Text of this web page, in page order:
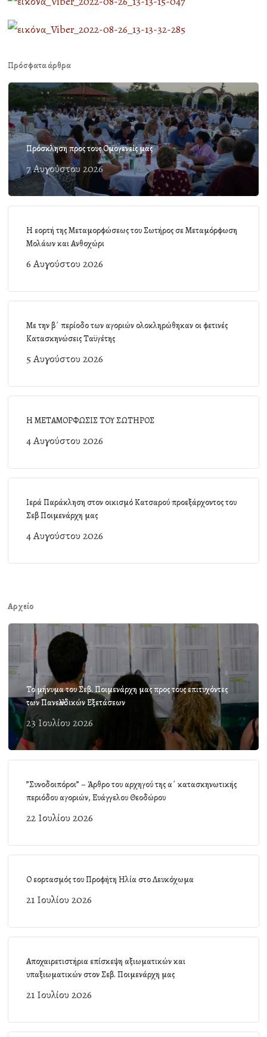
Πρόσφατα άρθρα
Πρόσκληση προς τους Ομογενείς μας
7 Αυγούστου 2026
Η εορτή της Μεταμορφώσεως του Σωτήρος σε Μεταμόρφωση
Μολάων και Ανθοχώρι
6 Αυγούστου 2026
Με την β΄ περίοδο των αγοριών ολοκληρώθηκαν οι φετινές
Κατασκηνώσεις Ταϋγέτης
5 Αυγούστου 2026
Η ΜΕΤΑΜΟΡΦΩΣΙΣ ΤΟΥ ΣΩΤΗΡΟΣ
4 Αυγούστου 2026
Ιερά Παράκληση στον οικισμό Κατσαρού προεξάρχοντος του
Σεβ Ποιμενάρχη μας
4 Αυγούστου 2026
Αρχείο
Το μήνυμα του Σεβ. Ποιμενάρχη μας προς τους επιτυχόντες
των Πανελλαδικών Εξετάσεων
23 Ιουλίου 2026
”Συνοδοιπόροι” – Άρθρο του αρχηγού της α΄ κατασκηνωτικής
περιόδου αγοριών, Ευάγγελου Θεοδώρου
22 Ιουλίου 2026
Ο εορτασμός του Προφήτη Ηλία στο Λευκόχωμα
21 Ιουλίου 2026
Αποχαιρετιστήρια επίσκεψη αξιωματικών και
υπαξιωματικών στον Σεβ. Ποιμενάρχη μας
21 Ιουλίου 2026